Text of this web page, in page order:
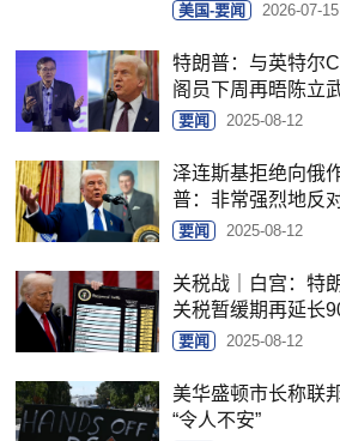
美国-要闻 2026-07-15
特朗普：与英特尔
阁员下周再晤陈立
要闻 2025-08-12
泽连斯基拒绝向俄
普：非常强烈地反
要闻 2025-08-12
关税战｜白宫：特
关税暂缓期再延长
要闻 2025-08-12
美华盛顿市长称联
“令人不安”